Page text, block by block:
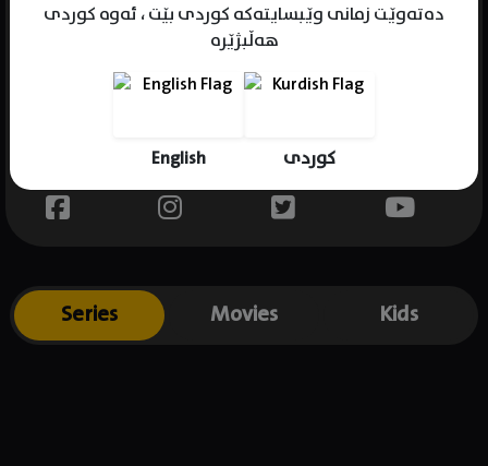
دەتەوێت زمانی وێبسایتەکە کوردی بێت ، ئەوە کوردی
هەڵبژێرە
English کوردی
Gender : female
Place of birth : USA
Series Movies Kids